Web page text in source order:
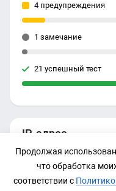
IP-адрес
4 предупреждения
1 замечание
21 успешный тест
Продолжая
что обработка
соответствии с